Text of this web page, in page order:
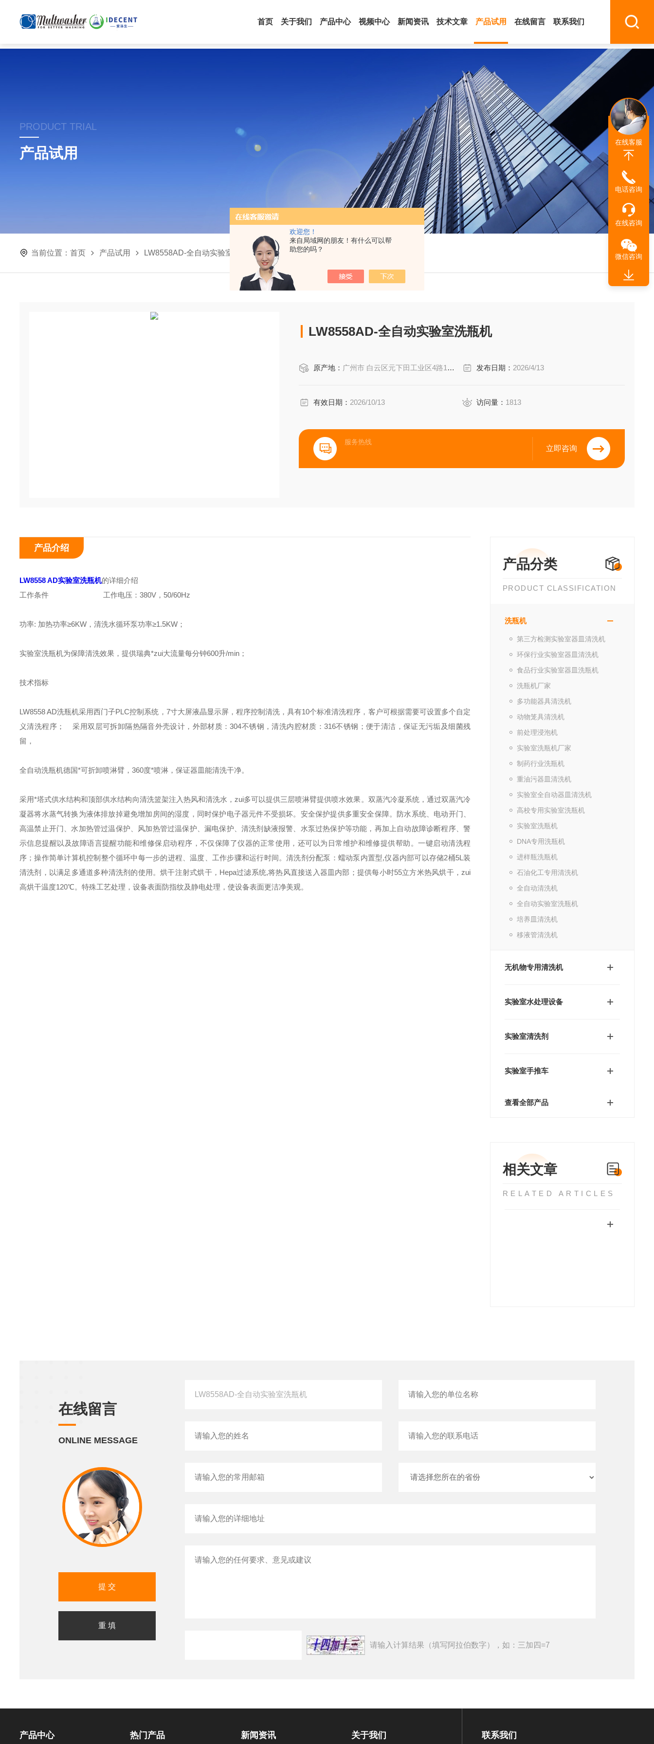
欢迎您！
来自局域网的朋友！有什么可以帮
助您的吗？
首页 关于我们 产品中心 视频中心 新闻资讯 技术文章 产品试用 在线留言 联系我们
PRODUCT TRIAL
产品试用
当前位置： 首页 产品试用 LW8558AD-全自动实验室洗瓶机
LW8558AD-全自动实验室洗瓶机
原产地： 广州市 白云区元下田工业区4路18号B栋1楼 发布日期： 2026/4/13
有效日期： 2026/10/13 访问量： 1813
服务热线
立即咨询
产品分类
PRODUCT CLASSIFICATION
洗瓶机
第三方检测实验室器皿清洗机
环保行业实验室器皿清洗机
食品行业实验室器皿洗瓶机
洗瓶机厂家
多功能器具清洗机
动物笼具清洗机
前处理浸泡机
实验室洗瓶机厂家
制药行业洗瓶机
重油污器皿清洗机
实验室全自动器皿清洗机
高校专用实验室洗瓶机
实验室洗瓶机
DNA专用洗瓶机
进样瓶洗瓶机
石油化工专用清洗机
全自动清洗机
全自动实验室洗瓶机
培养皿清洗机
移液管清洗机
无机物专用清洗机
实验室水处理设备
实验室清洗剂
实验室手推车
查看全部产品
相关文章
RELATED ARTICLES
产品介绍
LW8558 AD实验室洗瓶机的详细介绍
工作条件 工作电压：380V，50/60Hz
功率: 加热功率≥6KW，清洗水循环泵功率≥1.5KW；
实验室洗瓶机为保障清洗效果，提供瑞典*zui大流量每分钟600升/min；
技术指标
LW8558 AD洗瓶机采用西门子PLC控制系统，7寸大屏液晶显示屏，程序控制清洗，具有10个标准清洗程序，客户可根据需要可设置多个自定
义清洗程序；采用双层可拆卸隔热隔音外壳设计，外部材质：304不锈钢，清洗内腔材质：316不锈钢；便于清洁，保证无污垢及细菌残
留，
全自动洗瓶机德国*可折卸喷淋臂，360度*喷淋，保证器皿能清洗干净。
采用*塔式供水结构和顶部供水结构向清洗篮架注入热风和清洗水，zui多可以提供三层喷淋臂提供喷水效果。 双蒸汽冷凝系统，通过双蒸汽冷
凝器将水蒸气转换为液体排放掉避免增加房间的湿度，同时保护电子器元件不受损坏。 安全保护提供多重安全保障。防水系统、电动开门、
高温禁止开门、水加热管过温保护、风加热管过温保护、漏电保护、清洗剂缺液报警、水泵过热保护等功能，再加上自动故障诊断程序、警
示信息提醒以及故障语言提醒功能和维修保启动程序，不仅保障了仪器的正常使用，还可以为日常维护和维修提供帮助。一键启动清洗程
序；操作简单计算机控制整个循环中每一步的进程、温度、工作步骤和运行时间。清洗剂分配泵：蠕动泵内置型,仪器内部可以存储2桶5L装
清洗剂，以满足多通道多种清洗剂的使用。烘干注射式烘干，Hepa过滤系统,将热风直接送入器皿内部；提供每小时55立方米热风烘干，zui
高烘干温度120℃。 特殊工艺处理，设备表面防指纹及静电处理，使设备表面更洁净美观。
在线留言
ONLINE MESSAGE
请输入计算结果（填写阿拉伯数字），如：三加四=7
联系我们
产品中心 热门产品 新闻资讯 关于我们
在线客服
电话咨询
在线咨询
微信咨询